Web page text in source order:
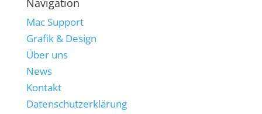
Navigation
Mac Support
Grafik & Design
Über uns
News
Kontakt
Datenschutzerklärung